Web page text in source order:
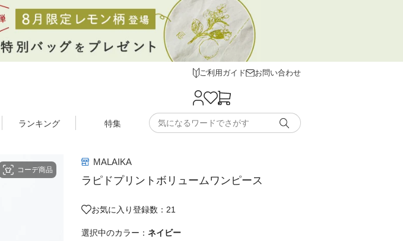
ご利用ガイド お問い合わせ
ランキング 特集
コーデ商品
MALAIKA
ラピドプリントボリュームワンピース
お気に入り登録数：21
選択中のカラー： ネイビー